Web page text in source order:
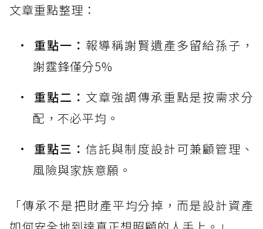
文章重點整理：
重點一： 報導稱謝賢遺產多留給孫子，
謝霆鋒僅分5%
重點二： 文章強調傳承重點是按需求分
配，不必平均。
重點三：信託與制度設計可兼顧管理、
風險與家族意願。
「傳承不是把財產平均分掉，而是設計資產